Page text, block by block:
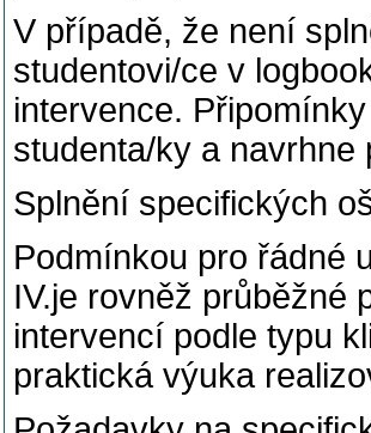
V případě, že není
studentovi/ce v
intervence.
studenta/ky a
Splnění specifických
Podmínkou pro řádné
IV.je rovněž průběžné
intervencí podle typu
praktická výuka